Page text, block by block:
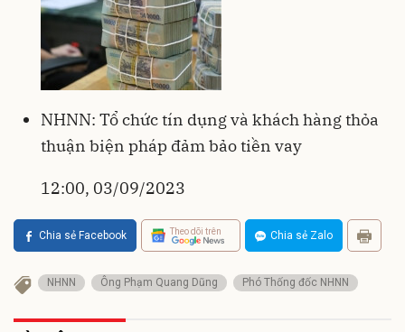
NHNN: Tổ chức tín dụng và khách hàng thỏa
thuận biện pháp đảm bảo tiền vay
12:00, 03/09/2023
Chia sẻ Facebook Theo dõi trên Chia sẻ Zalo
NHNN Ông Phạm Quang Dũng Phó Thống đốc NHNN